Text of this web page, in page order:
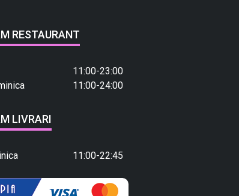
RESTAURANT
11:00-23:00
11:00-24:00
LIVRARI
11:00-22:45